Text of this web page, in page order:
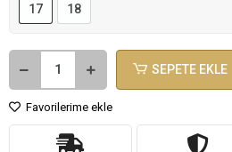
17
18
SEPETE EKLE
Favorilerime ekle